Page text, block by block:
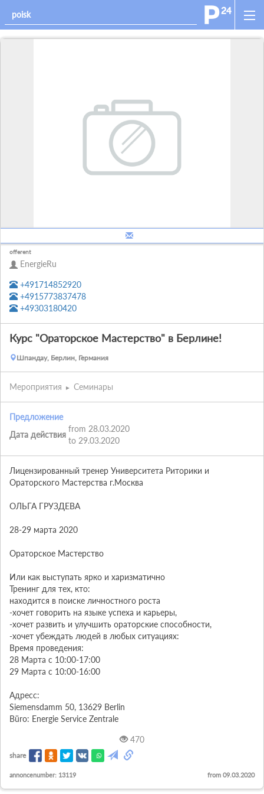
offerent
EnergieRu
+491714852920
+4915773837478
+49303180420
Курс "Ораторское Мастерство" в Берлине!
Шпандау, Берлин, Германия
Мероприятия Семинары
Предложение
Дата действия
from 28.03.2020
to 29.03.2020
Лицензированный тренер Университета Риторики и
Ораторского Мастерства г.Москва
ОЛЬГА ГРУЗДЕВА
28-29 марта 2020
Ораторское Мастерство
Или как выступать ярко и харизматично
Тренинг для тех, кто:
находится в поиске личностного роста
-хочет говорить на языке успеха и карьеры,
-хочет развить и улучшить ораторские способности,
-хочет убеждать людей в любых ситуациях:
Время проведения:
28 Марта с 10:00-17:00
29 Марта с 10:00-16:00
Адресс:
Siemensdamm 50, 13629 Berlin
Büro: Energie Service Zentrale
470
share
annoncenumber: 13119 from 09.03.2020